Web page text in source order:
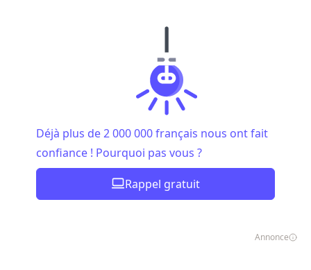
Déjà plus de 2 000 000 français nous ont fait
confiance ! Pourquoi pas vous ?
Rappel gratuit
Annonce